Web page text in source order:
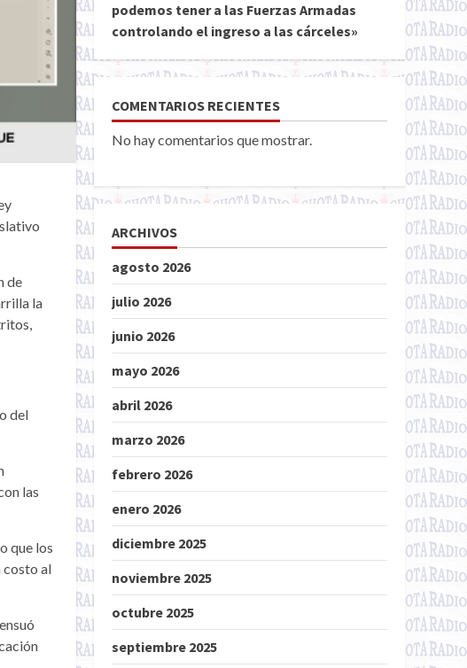
de
la
del
las
que los
costo al
podemos tener a las Fuerzas Armadas
controlando el ingreso a las cárceles»
COMENTARIOS RECIENTES
No hay comentarios que mostrar.
ARCHIVOS
agosto 2026
julio 2026
junio 2026
mayo 2026
abril 2026
marzo 2026
febrero 2026
enero 2026
diciembre 2025
noviembre 2025
octubre 2025
septiembre 2025